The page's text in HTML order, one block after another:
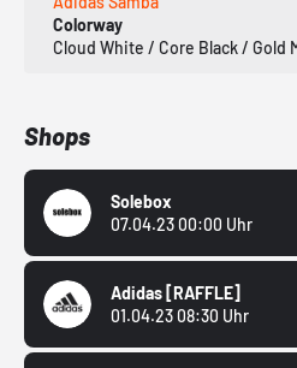
Colorway
Cloud White / Core Black / Gold
Shops
Solebox
07.04.23 00:00 Uhr
Adidas [RAFFLE]
01.04.23 08:30 Uhr